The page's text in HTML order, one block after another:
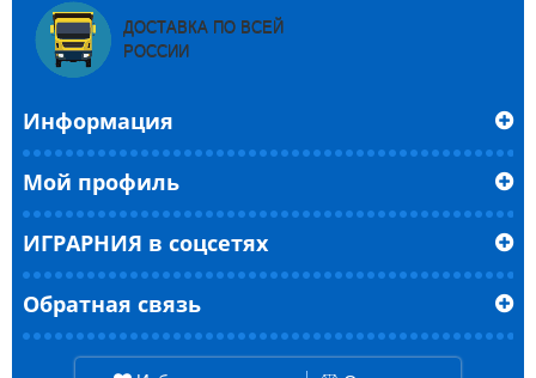
ДОСТАВКА ПО ВСЕЙ
РОССИИ
Информация
Мой профиль
ИГРАРНИЯ в соцсетях
Обратная связь